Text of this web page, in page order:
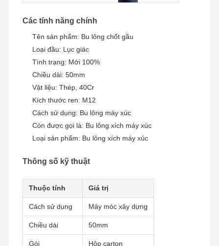
Nhà
Các Sản
Phẩm
Video
Các tính năng chính
Tên sản phẩm: Bu lông chốt gầu
Loại đầu: Lục giác
Tình trạng: Mới 100%
Chiều dài: 50mm
Vật liệu: Thép, 40Cr
Kích thước ren: M12
Cách sử dụng: Bu lông máy xúc
Còn được gọi là: Bu lông xích máy xúc
Loại sản phẩm: Bu lông xích máy xúc
Thông số kỹ thuật
Thuộc tính Giá trị
Cách sử dụng Máy móc xây dựng
Chiều dài 50mm
Gói Hộp carton